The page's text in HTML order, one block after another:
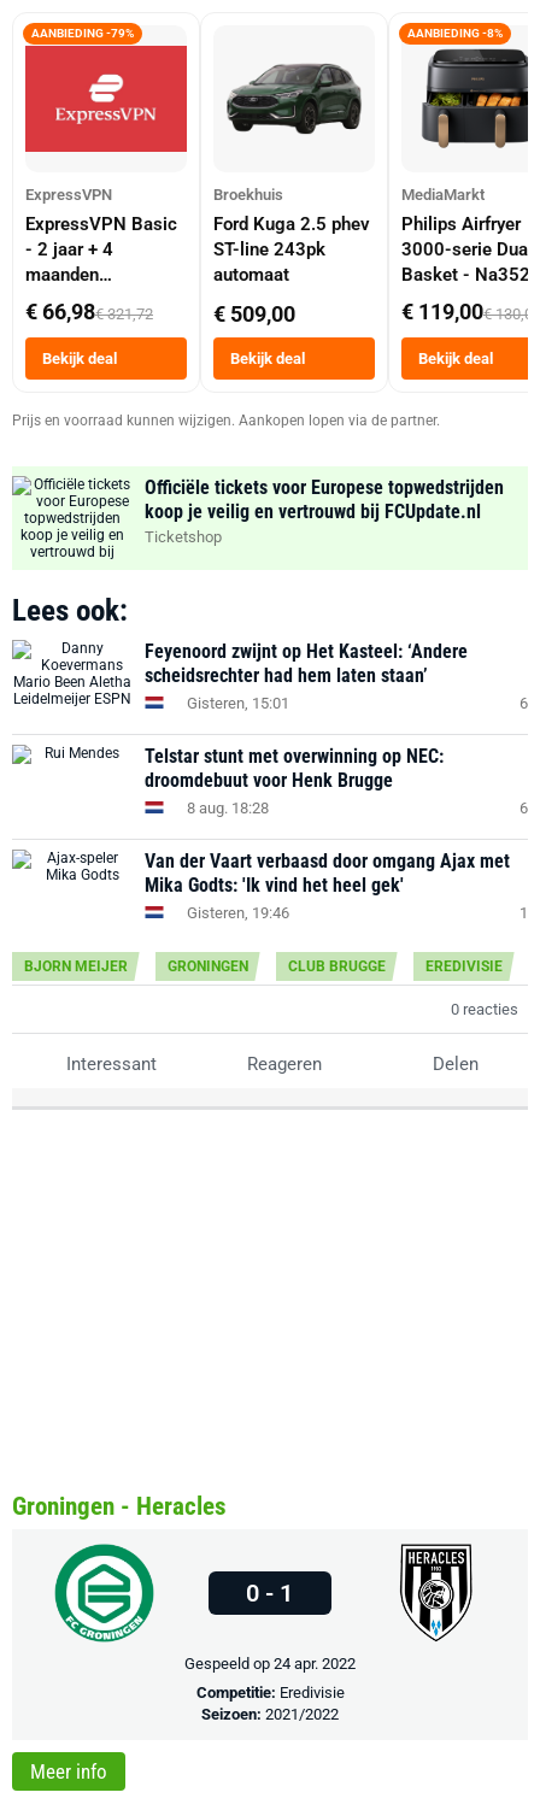
AANBIEDING -79%
ExpressVPN
ExpressVPN Basic
- 2 jaar + 4
maanden
abonnement
€ 66,98€ 321,72
Bekijk deal
Broekhuis
Ford Kuga 2.5 phev
ST-line 243pk
automaat
€ 509,00
Bekijk deal
AANBIEDING -8%
MediaMarkt
Philips Airfryer
3000-serie Dual
Basket -
Dubbele Mand 9
Tot 6 Personen
Heteluchtfriteuse
Zwart
€ 119,00€ 130,00
Bekijk deal
Prijs en voorraad kunnen wijzigen. Aankopen lopen via de partner.
Officiële tickets voor Europese topwedstrijden
koop je veilig en vertrouwd bij FCUpdate.nl
Ticketshop
Lees ook:
Feyenoord zwijnt op Het Kasteel: ‘Andere
scheidsrechter had hem laten staan’
Gisteren, 15:01 6
Telstar stunt met overwinning op NEC:
droomdebuut voor Henk Brugge
8 aug. 18:28 6
Van der Vaart verbaasd door omgang Ajax met
Mika Godts: 'Ik vind het heel gek'
Gisteren, 19:46 1
BJORN MEIJER GRONINGEN CLUB BRUGGE EREDIVISIE
0 reacties
Interessant Reageren Delen
Groningen - Heracles
0 - 1
Gespeeld op 24 apr. 2022
Competitie: Eredivisie
Seizoen: 2021/2022
Meer info